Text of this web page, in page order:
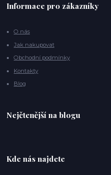
Informace pro zákazníky
O nás
Jak nakupovat
Obchodní podmínky
Kontakty
Blog
Nejčtenější na blogu
Kde nás najdete